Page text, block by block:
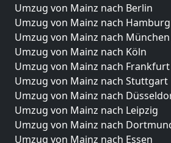
Umzug von Mainz nach Berlin
Umzug von Mainz nach Hamburg
Umzug von Mainz nach München
Umzug von Mainz nach Köln
Umzug von Mainz nach
Umzug von Mainz nach Stuttgart
Umzug von Mainz nach
Umzug von Mainz nach Leipzig
Umzug von Mainz nach
Umzug von Mainz nach Essen